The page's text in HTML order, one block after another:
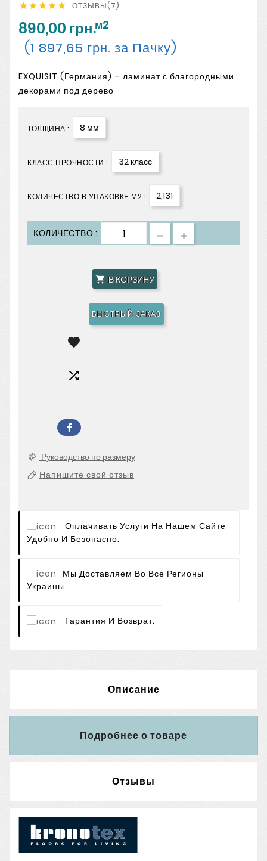
     ОТЗЫВЫ(7)
890,00 грн.м2
(1 897,65 грн. за Пачку)
EXQUISIT (Германия) – ламинат с благородными
декорами под дерево
ТОЛЩИНА : 8 мм
КЛАСС ПРОЧНОСТИ : 32 класс
КОЛИЧЕСТВО В УПАКОВКЕ М2 : 2,131
КОЛИЧЕСТВО :
 В КОРЗИНУ
БЫСТРЫЙ ЗАКАЗ


Руководство по размеру
Напишите свой отзыв
Оплачивать Услуги На Нашем Сайте
Удобно И Безопасно.
Мы Доставляем Во Все Регионы
Украины
Гарантия И Возврат.
Описание
Подробнее о товаре
Отзывы